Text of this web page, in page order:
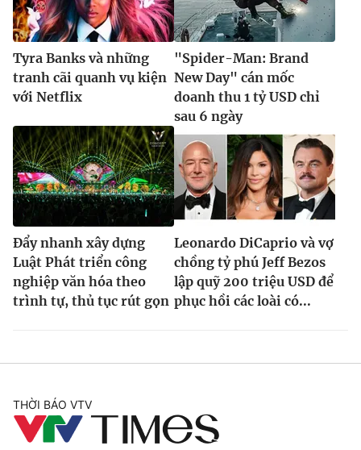
Tyra Banks và những
tranh cãi quanh vụ kiện
với Netflix
"Spider-Man: Brand
New Day" cán mốc
doanh thu 1 tỷ USD chỉ
sau 6 ngày
Đẩy nhanh xây dựng
Luật Phát triển công
nghiệp văn hóa theo
trình tự, thủ tục rút gọn
Leonardo DiCaprio và vợ
chồng tỷ phú Jeff Bezos
lập quỹ 200 triệu USD để
phục hồi các loài có...
THỜI BÁO VTV